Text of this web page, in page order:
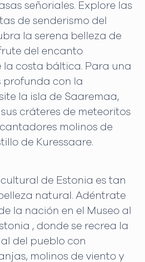
señoriales. Explore las
de senderismo del
la serena belleza de
del encanto
la costa báltica. Para una
profunda con la
la isla de Saaremaa,
cráteres de meteoritos
molinos de
de Kuressaare.
de Estonia es tan
natural. Adéntrate
la nación en el Museo al
, donde se recrea la
del pueblo con
molinos de viento y